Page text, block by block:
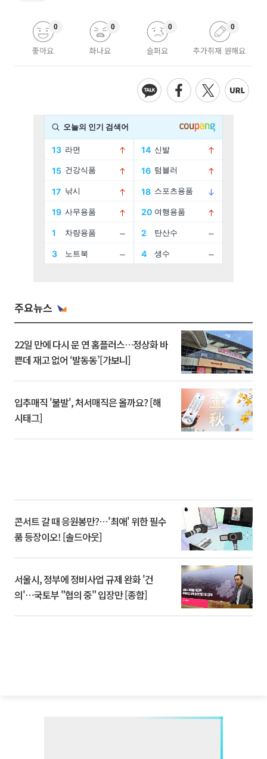
좋아요
0
화나요
0
슬퍼요
0
추가취재 원해요
0
주요뉴스
22일 만에 다시 문 연 홈플러스…정상화 바
쁜데 재고 없어 ‘발동동’[가보니]
입추매직 '불발', 처서매직은 올까요? [해
시태그]
콘서트 갈 때 응원봉만?⋯'최애' 위한 필수
품 등장이오! [솔드아웃]
서울시, 정부에 정비사업 규제 완화 '건
의'⋯국토부 "협의 중" 입장만 [종합]